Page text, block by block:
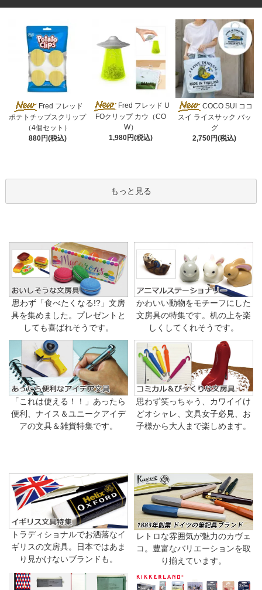
Fred フレッド
ポテトチップスクリップ
（4個セット）
880円(税込)
Fred フレッド U
FOクリップ カウ（CO
W）
1,980円(税込)
COCO SUI ココ
スイ ライスサック バッ
グ
2,750円(税込)
もっと見る
思わず「食べたくなる!?」文房
具を集めました。プレゼントと
しても喜ばれそうです。
かわいい動物をモチーフにした
文房具の特集です。机の上を楽
しくしてくれそうです。
「これは使える！！」あったら
便利、ナイス＆ユニークアイデ
アの文具＆雑貨特集です。
思わず笑っちゃう、カワイイけ
どオシャレ、文具女子必見、お
子様から大人まで楽しめます。
トラディショナルでお洒落なイ
ギリスの文房具。日本ではあま
り見かけないブランドも。
レトロな雰囲気が魅力のカヴェ
コ。豊富なバリエーションを取
り揃えています。